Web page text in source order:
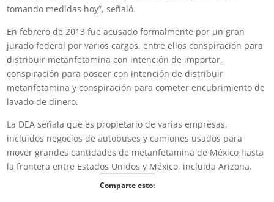
tomando medidas hoy”, señaló.
En febrero de 2013 fue acusado formalmente por un gran
jurado federal por varios cargos, entre ellos conspiración para
distribuir metanfetamina con intención de importar,
conspiración para poseer con intención de distribuir
metanfetamina y conspiración para cometer encubrimiento de
lavado de dinero.
La DEA señala que es propietario de varias empresas,
incluidos negocios de autobuses y camiones usados para
mover grandes cantidades de metanfetamina de México hasta
la frontera entre Estados Unidos y México, incluida Arizona.
Comparte esto: